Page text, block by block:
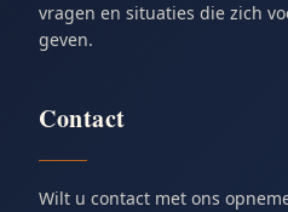
vragen en situaties die zich
geven.
Contact
Wilt u contact met ons